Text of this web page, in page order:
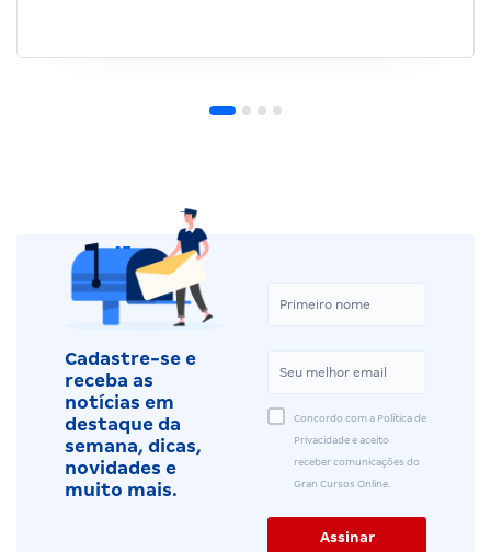
Cadastre-se e
receba as
notícias em
destaque da
semana, dicas,
novidades e
muito mais.
Concordo com a Política de
Privacidade e aceito
receber comunicações do
Gran Cursos Online.